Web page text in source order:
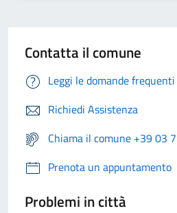
Contatta il comune
Leggi le domande frequenti
Richiedi Assistenza
Chiama il comune +39 03
Prenota un appuntamento
Problemi in città